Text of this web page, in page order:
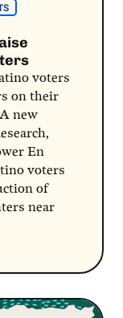
voters
on their
new
En
voters
of
near